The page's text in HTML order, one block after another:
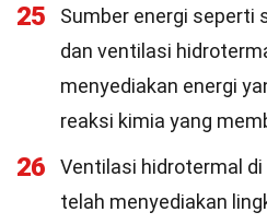
25
Sumber energi seperti
dan ventilasi
menyediakan energi
reaksi kimia yang
26
Ventilasi hidrotermal
telah menyediakan